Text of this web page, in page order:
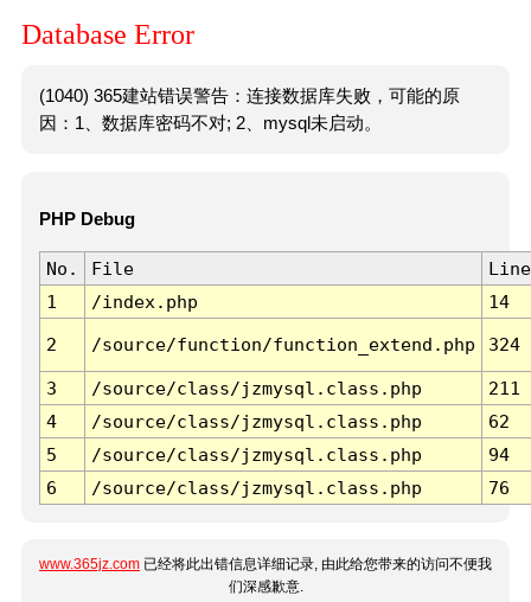
Database Error
(1040) 365建站错误警告：连接数据库失败，可能的原
因：1、数据库密码不对; 2、mysql未启动。
PHP Debug
No. File
Line
1
/index.php 14
2 /source/function/function_extend.php 324
3 /source/class/jzmysql.class.php
211
4
/source/class/jzmysql.class.php
62
5
/source/class/jzmysql.class.php
94
6
/source/class/jzmysql.class.php 76
www.365jz.com 已经将此出错信息详细记录, 由此给您带来的访问不便我
们深感歉意.